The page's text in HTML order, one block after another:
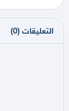
التعليقات (
0
)